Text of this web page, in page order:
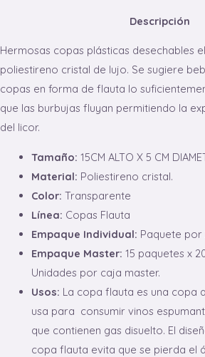
Descripción
Hermosas copas plásticas desechables
poliestireno cristal de lujo. Se sugiere
copas en forma de flauta lo
que las burbujas fluyan permitiendo la
del licor.
Tamaño: 15CM ALTO X 5 CM
Material: Poliestireno cristal.
Color: Transparente
Línea: Copas Flauta
Empaque Individual: Paquete por
Empaque Master: 15 paquetes x
Unidades por caja master.
Usos: La copa flauta es una copa
usa para consumir vinos
que contienen gas disuelto. El
copa flauta evita que se pierda el